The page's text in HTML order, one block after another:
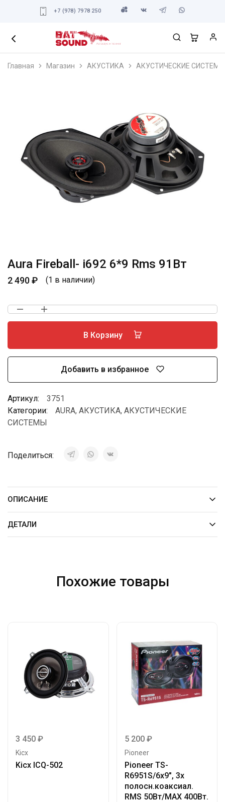
+7 (978) 7978 250
Главная Магазин АКУСТИКА АКУСТИЧЕСКИЕ СИСТЕМЫ
Aura Fireball- i692 6*9 Rms 91Вт
2 490₽ (1 в наличии)
В Корзину
Добавить в избранное
Артикул:
3751
Категории:
AURA, АКУСТИКА, АКУСТИЧЕСКИЕ
СИСТЕМЫ
Поделиться:
ОПИСАНИЕ
ДЕТАЛИ
Похожие товары
3 450 ₽
Kicx
Kicx ICQ-502
5 200 ₽
Pioneer
Pioneer TS-
R6951S/6х9″, 3х
полосн.коаксиал.
RMS 50Вт/МАХ 400Вт.